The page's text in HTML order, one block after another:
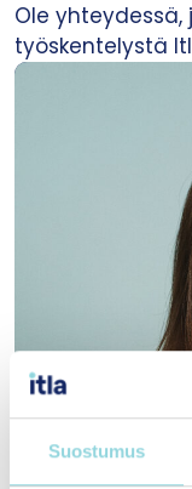
Suostumus
Ole
työskentelystä